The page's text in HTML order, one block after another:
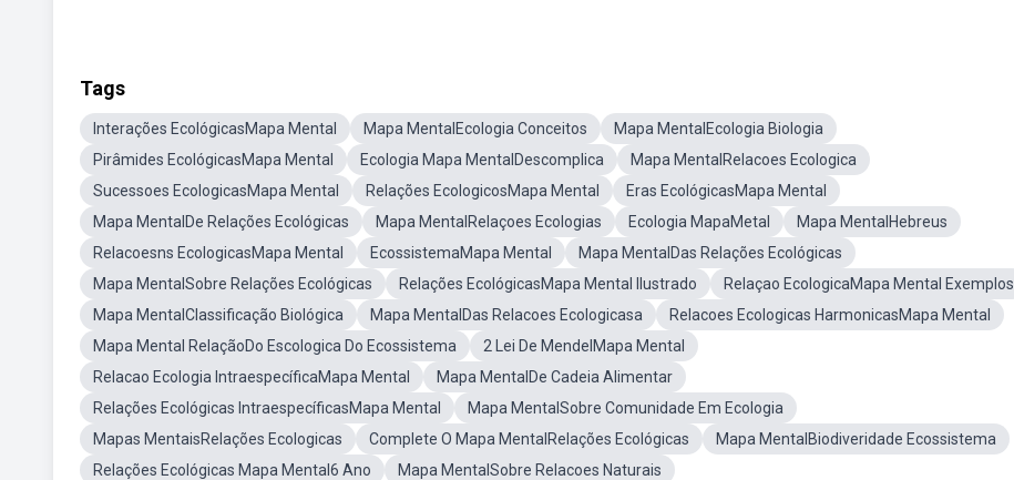
Tags
Interações EcológicasMapa Mental Mapa MentalEcologia Conceitos
Mapa MentalEcologia Biologia
Pirâmides EcológicasMapa Mental
Ecologia Mapa MentalDescomplica
Mapa MentalRelacoes Ecologica
Sucessoes EcologicasMapa Mental
Relações EcologicosMapa Mental
Eras EcológicasMapa Mental
Mapa MentalDe Relações Ecológicas
Mapa MentalRelaçoes Ecologias Ecologia MapaMetal
Mapa MentalHebreus
Relacoesns EcologicasMapa Mental
EcossistemaMapa Mental
Mapa MentalDas Relações Ecológicas
Mapa MentalSobre Relações Ecológicas
Relações EcológicasMapa Mental Ilustrado
Relaçao EcologicaMapa Mental Exemplos
Mapa MentalClassificação Biológica
Mapa MentalDas Relacoes Ecologicasa
Relacoes Ecologicas HarmonicasMapa Mental
Mapa Mental RelaçãoDo Escologica Do Ecossistema
2 Lei De MendelMapa Mental
Relacao Ecologia IntraespecíficaMapa Mental
Mapa MentalDe Cadeia Alimentar
Relações Ecológicas IntraespecíficasMapa Mental
Mapa MentalSobre Comunidade Em Ecologia
Mapas MentaisRelações Ecologicas
Complete O Mapa MentalRelações Ecológicas
Mapa MentalBiodiveridade Ecossistema
Relações Ecológicas Mapa Mental6 Ano
Mapa MentalSobre Relacoes Naturais